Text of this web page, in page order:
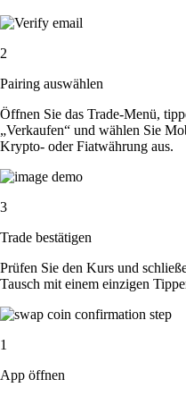
2
Pairing auswählen
Öffnen Sie das Trade-Menü,
„Verkaufen“ und wählen Sie
Krypto- oder Fiatwährung aus.
3
Trade bestätigen
Prüfen Sie den Kurs und
Tausch mit einem einzigen
1
App öffnen